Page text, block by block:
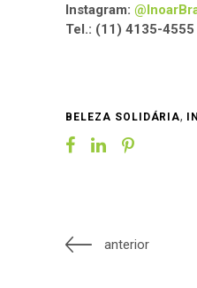
Instagram:
Tel.: (11) 4135-4555
BELEZA SOLIDÁRIA,
anterior